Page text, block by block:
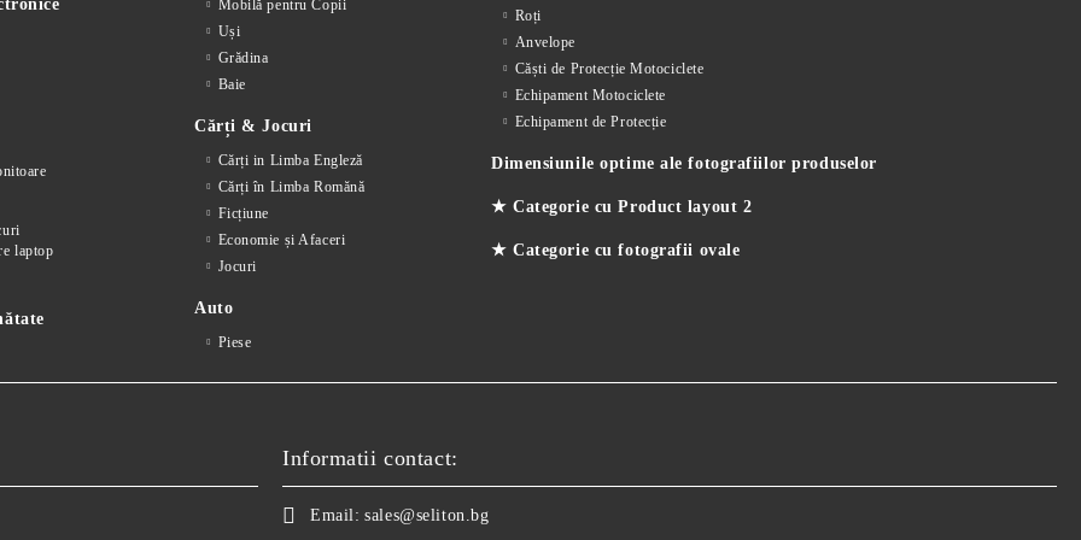
laptop
Mobilă pentru Copii
Uși
Grădina
Baie
Cărți & Jocuri
Cărți in Limba Engleză
Cărți în Limba Romănă
Ficțiune
Economie și Afaceri
Jocuri
Auto
Piese
Roți
Anvelope
Căști de Protecție Motociclete
Echipament Motociclete
Echipament de Protecție
Dimensiunile optime ale fotografiilor produselor
★ Categorie cu Product layout 2
★ Categorie cu fotografii ovale
Informatii contact:
Email: sales@seliton.bg